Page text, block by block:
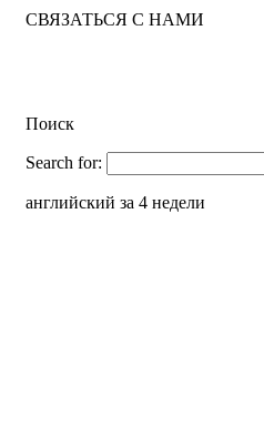
СВЯЗАТЬСЯ С НАМИ
Поиск
Search for:
английский за 4 недели